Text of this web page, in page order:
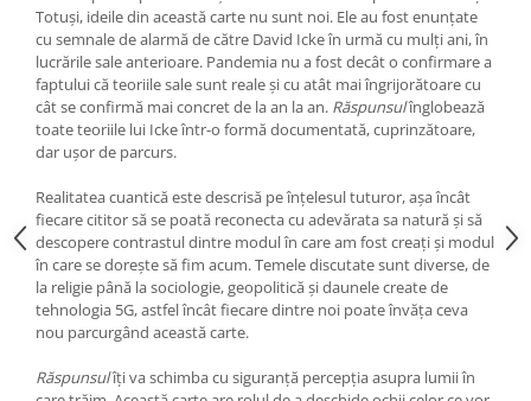
Totuși, ideile din această carte nu sunt noi. Ele au fost enunțate
cu semnale de alarmă de către David Icke în urmă cu mulți ani, în
lucrările sale anterioare. Pandemia nu a fost decât o confirmare a
faptului că teoriile sale sunt reale și cu atât mai îngrijorătoare cu
cât se confirmă mai concret de la an la an. Răspunsulînglobează
toate teoriile lui Icke într-o formă documentată, cuprinzătoare,
dar ușor de parcurs.
Realitatea cuantică este descrisă pe înțelesul tuturor, așa încât
fiecare cititor să se poată reconecta cu adevărata sa natură și să
descopere contrastul dintre modul în care am fost creați și modul
în care se dorește să fim acum. Temele discutate sunt diverse, de
la religie până la sociologie, geopolitică și daunele create de
tehnologia 5G, astfel încât fiecare dintre noi poate învăța ceva
nou parcurgând această carte.
Răspunsulîți va schimba cu siguranță percepția asupra lumii în